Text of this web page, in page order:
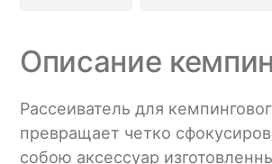
Описание
Рассеиватель для
превращает четко
собою аксессуар